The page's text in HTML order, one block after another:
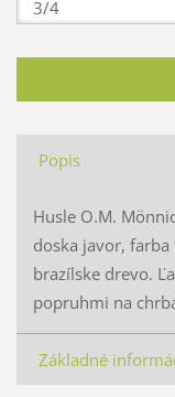
Popis
Husle O.M.
doska javor,
brazílske drevo.
popruhmi na
Základné